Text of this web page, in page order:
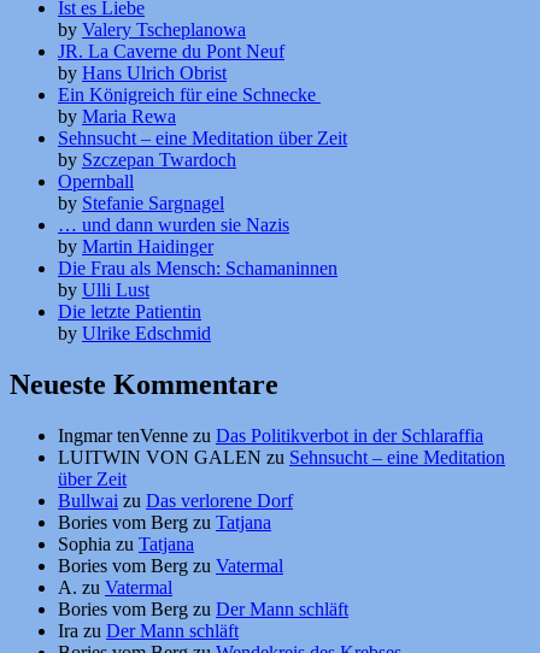
Ist es Liebe
by Valery Tscheplanowa
JR. La Caverne du Pont Neuf
by Hans Ulrich Obrist
Ein Königreich für eine Schnecke
by Maria Rewa
Sehnsucht – eine Meditation über Zeit
by Szczepan Twardoch
Opernball
by Stefanie Sargnagel
… und dann wurden sie Nazis
by Martin Haidinger
Die Frau als Mensch: Schamaninnen
by Ulli Lust
Die letzte Patientin
by Ulrike Edschmid
Neueste Kommentare
Ingmar tenVenne zu Das Politikverbot in der Schlaraffia
LUITWIN VON GALEN zu Sehnsucht – eine Meditation
über Zeit
Bullwai zu Das verlorene Dorf
Bories vom Berg zu Tatjana
Sophia zu Tatjana
Bories vom Berg zu Vatermal
A. zu Vatermal
Bories vom Berg zu Der Mann schläft
Ira zu Der Mann schläft